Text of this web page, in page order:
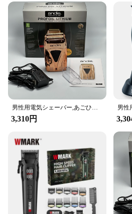
detailed work
Performance and Property:
blades for smooth, precise cuts
Parts and Accessories: Comes
attachments for versatile use
Applicable People: Suitable
stylists and home users
Features:
**Precision and Versatility**
The 6723DW Makita
must-have tool for anyone in
precise cuts, making it perfect
such as trimming eyebrows,
The versatile set of
trimmer allows for a variety of
catering to both professional
users. The ergonomic design
during extended use, reducing
allowing for a more efficient
男性用電気シェーバー,あごひげとあごひげ用,シェービングマシン,オリジナル,andis pro,リチウム電池プラス17200
3,310円